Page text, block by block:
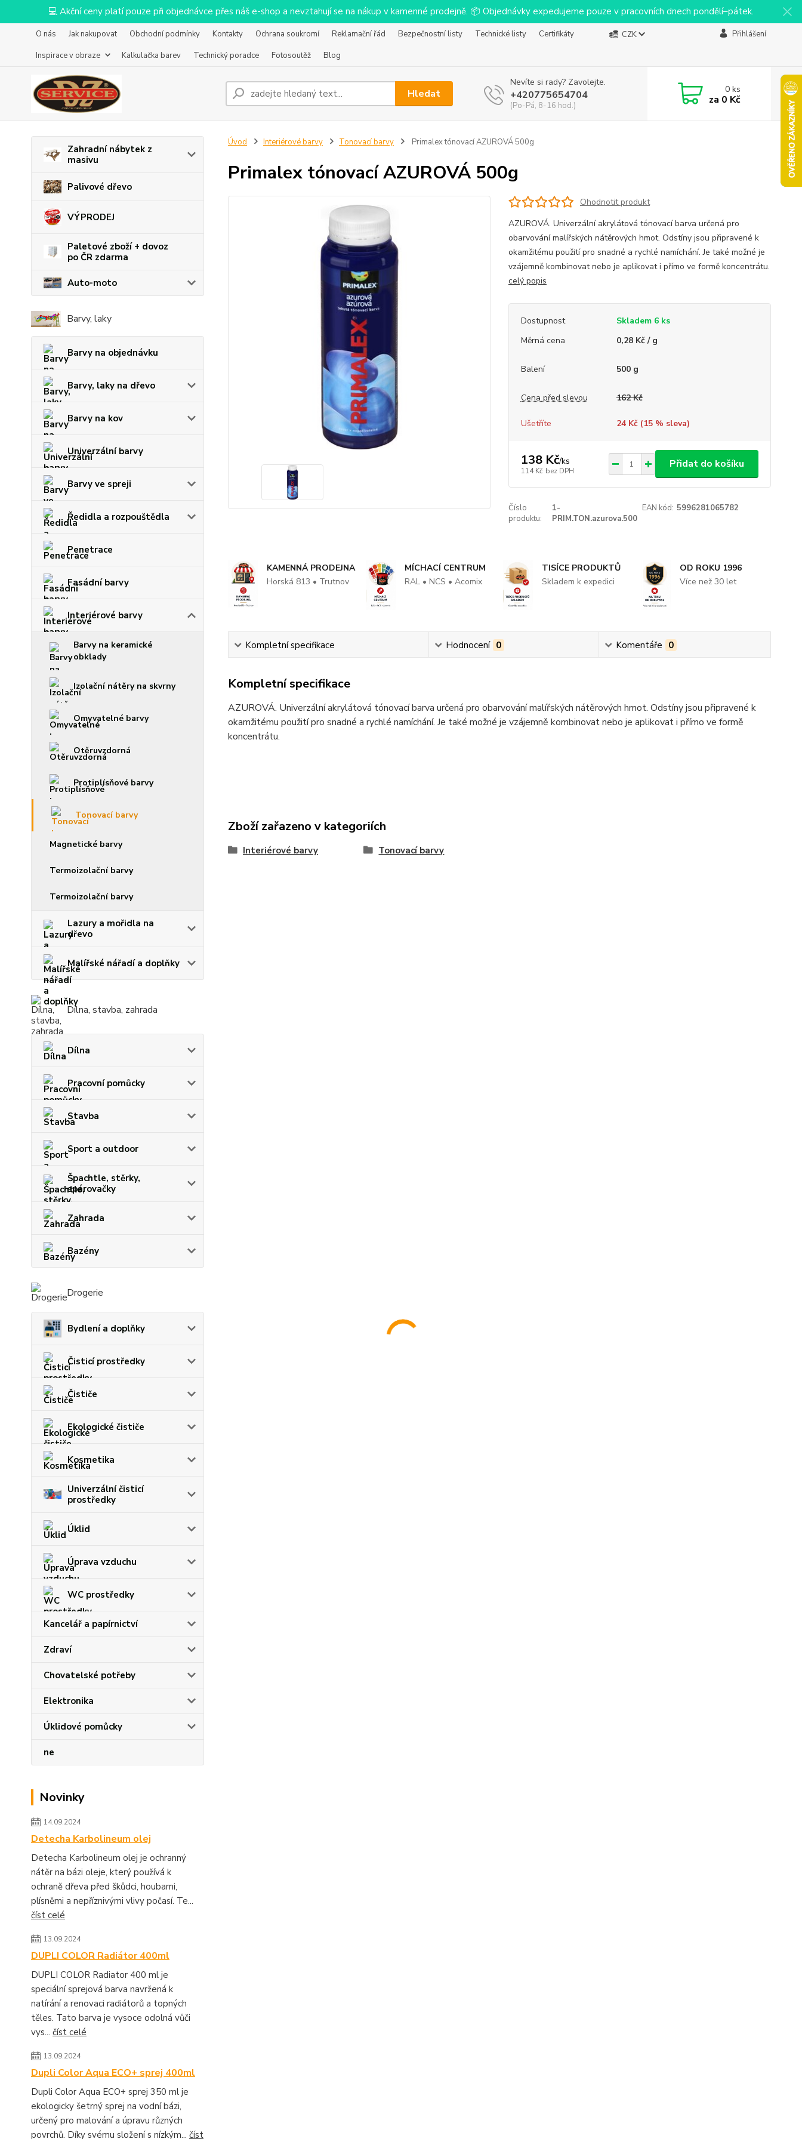
💻 Akční ceny platí pouze při objednávce přes náš e-shop a nevztahují se na nákup v kamenné prodejně. 📦 Objednávky expedujeme pouze v pracovních dnech pondělí–pátek.
O nás Jak nakupovat Obchodní podmínky Kontakty Ochrana soukromí Reklamační řád Bezpečnostní listy Technické listy
Certifikáty
Inspirace v obraze
Kalkulačka barev Technický poradce Fotosoutěž Blog
CZK Přihlášení
Hledat
Nevíte si rady? Zavolejte.
+420775654704
(Po-Pá, 8-16 hod.)
0ks
za 0 Kč
Zahradní nábytek z
masivu
Palivové dřevo
VÝPRODEJ
Paletové zboží + dovoz
po ČR zdarma
Auto-moto
Barvy, laky
Barvy na objednávku
Barvy, laky na dřevo
Barvy na kov
Univerzální barvy
Barvy ve spreji
Ředidla a rozpouštědla
Penetrace
Fasádní barvy
Interiérové barvy
Barvy na keramické
obklady
Izolační nátěry na skvrny
Omyvatelné barvy
Otěruvzdorná
Protiplísňové barvy
Tonovací barvy
Magnetické barvy
Termoizolační barvy
Termoizolační barvy
Lazury a mořidla na
dřevo
Malířské nářadí a doplňky
Dílna, stavba, zahrada
Dílna
Pracovní pomůcky
Stavba
Sport a outdoor
Špachtle, stěrky,
spárovačky
Zahrada
Bazény
Drogerie
Bydlení a doplňky
Čisticí prostředky
Čističe
Ekologické čističe
Kosmetika
Univerzální čisticí
prostředky
Úklid
Úprava vzduchu
WC prostředky
Kancelář a papírnictví
Zdraví
Chovatelské potřeby
Elektronika
Úklidové pomůcky
ne
Novinky
14.09.2024
Detecha Karbolineum olej
Detecha Karbolineum olej je ochranný
nátěr na bázi oleje, který používá k
ochraně dřeva před škůdci, houbami,
plísněmi a nepříznivými vlivy počasí. Te...
číst celé
13.09.2024
DUPLI COLOR Radiátor 400ml
DUPLI COLOR Radiator 400 ml je
speciální sprejová barva navržená k
natírání a renovaci radiátorů a topných
těles. Tato barva je vysoce odolná vůči
vys... číst celé
13.09.2024
Dupli Color Aqua ECO+ sprej 400ml
Dupli Color Aqua ECO+ sprej 350 ml je
ekologicky šetrný sprej na vodní bázi,
určený pro malování a úpravu různých
povrchů. Díky svému složení s nízkým... číst
Úvod Interiérové barvy Tonovací barvy Primalex tónovací AZUROVÁ 500g
Primalex tónovací AZUROVÁ 500g
Ohodnotit produkt
AZUROVÁ. Univerzální akrylátová tónovací barva určená pro
obarvování malířských nátěrových hmot. Odstíny jsou připravené k
okamžitému použití pro snadné a rychlé namíchání. Je také možné je
vzájemně kombinovat nebo je aplikovat i přímo ve formě koncentrátu.
celý popis
Dostupnost
Skladem 6 ks
Měrná cena
0,28 Kč / g
Balení 500 g
Cena před slevou 162 Kč
Ušetříte 24 Kč (15% sleva)
138 Kč/ks
114 Kč bez DPH
Přidat do košíku
Číslo
produktu:
1-
PRIM.TON.azurova.500
EAN kód: 5996281065782
KAMENNÁ PRODEJNA
Horská 813 • Trutnov
MÍCHACÍ CENTRUM
RAL • NCS • Acomix
TISÍCE PRODUKTŮ
Skladem k expedici
OD ROKU 1996
Více než 30 let
Kompletní specifikace Hodnocení 0 Komentáře 0
Kompletní specifikace
AZUROVÁ. Univerzální akrylátová tónovací barva určená pro obarvování malířských nátěrových hmot. Odstíny jsou připravené k
okamžitému použití pro snadné a rychlé namíchání. Je také možné je vzájemně kombinovat nebo je aplikovat i přímo ve formě
koncentrátu.
Zboží zařazeno v kategoriích
Interiérové barvy Tonovací barvy